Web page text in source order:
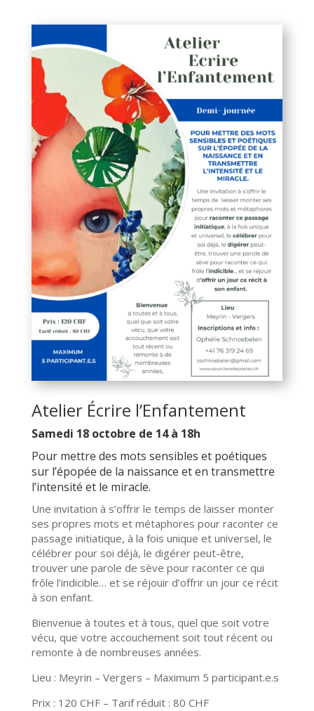
Atelier Écrire l’Enfantement
Samedi 18 octobre de 14 à 18h
Pour mettre des mots sensibles et poétiques
sur l’épopée de la naissance et en transmettre
l’intensité et le miracle.
Une invitation à s’offrir le temps de laisser monter
ses propres mots et métaphores pour raconter ce
passage initiatique, à la fois unique et universel, le
célébrer pour soi déjà, le digérer peut-être,
trouver une parole de sève pour raconter ce qui
frôle l’indicible… et se réjouir d’offrir un jour ce récit
à son enfant.
Bienvenue à toutes et à tous, quel que soit votre
vécu, que votre accouchement soit tout récent ou
remonte à de nombreuses années.
Lieu : Meyrin – Vergers – Maximum 5 participant.e.s
Prix : 120 CHF – Tarif réduit : 80 CHF